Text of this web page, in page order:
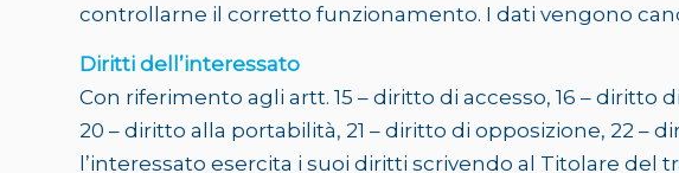
controllarne il corretto funzionamento. I dati vengono
Diritti dell’interessato
Con riferimento agli artt. 15 – diritto di accesso, 16 –
20 – diritto alla portabilità, 21 – diritto di opposizione, 22 –
l’interessato esercita i suoi diritti scrivendo al Titolare